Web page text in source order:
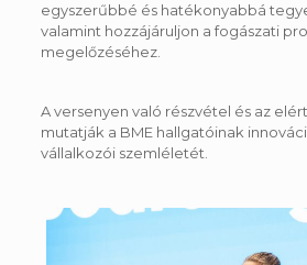
egyszerűbbé és hatékonyabbá
valamint hozzájáruljon a fogászati
megelőzéséhez.
A versenyen való részvétel és az
mutatják a BME hallgatóinak
vállalkozói szemléletét.